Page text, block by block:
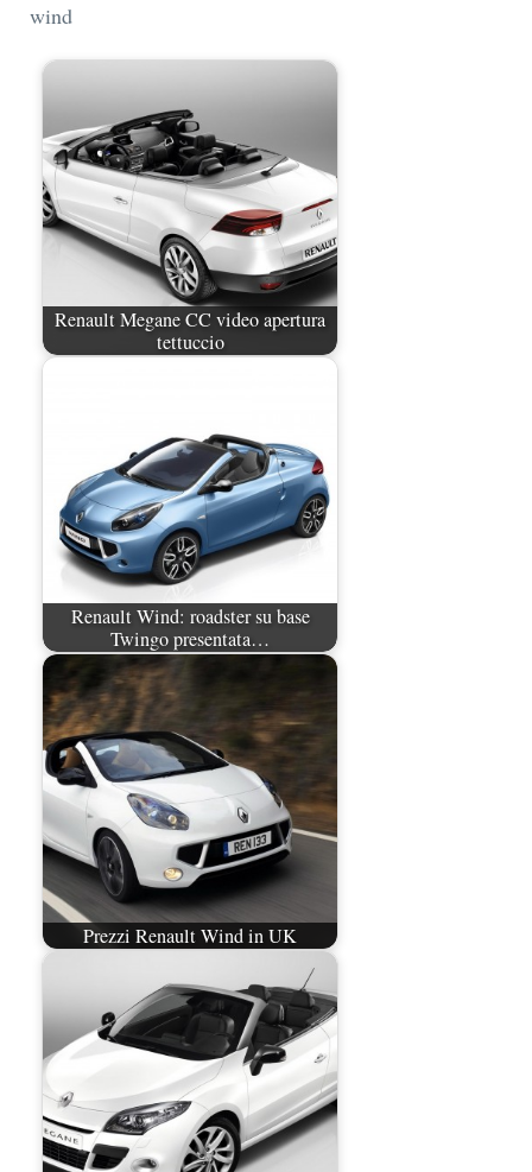
wind
Renault Megane CC video apertura
tettuccio
Renault Wind: roadster su base
Twingo presentata…
Prezzi Renault Wind in UK